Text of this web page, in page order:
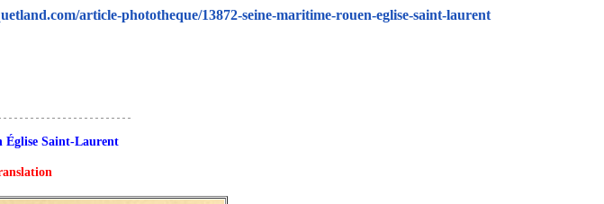
article-phototheque/13872-seine-maritime-rouen-eglise-saint-laurent
Église Saint-Laurent